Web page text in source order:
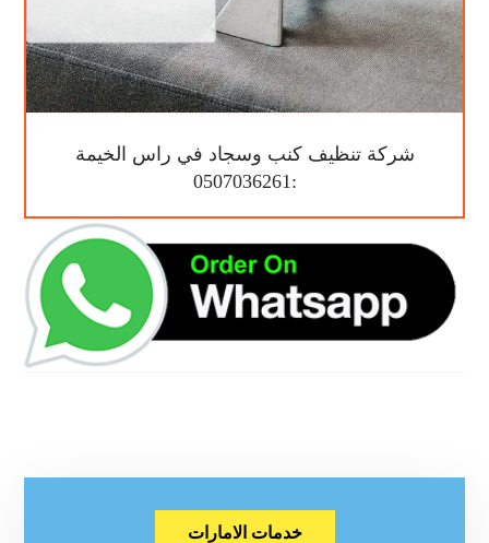
شركة تنظيف كنب وسجاد في راس الخيمة
:0507036261
خدمات الامارات